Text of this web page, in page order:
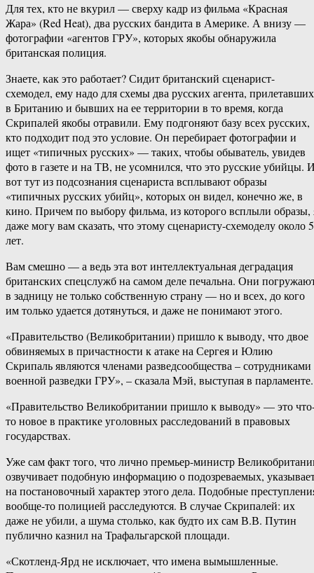
Для тех, кто не вкурил — сверху кадр из фильма «Красная
Жара» (Red Heat), два русских бандита в Америке. А внизу —
фотографии «агентов ГРУ», которых якобы обнаружила
британская полиция.
Знаете, как это работает? Сидит британский сценарист-
схемодел, ему надо для схемы два русских агента, прилетавших
в Британию и бывших на ее территории в то время, когда
Скрипалей якобы отравили. Ему подгоняют базу всех русских,
кто подходит под это условие. Он перебирает фотографии и
ищет «типичных русских» — таких, чтобы обыватель, увидев
фото в газете и на ТВ, не усомнился, что это русские убийцы.
вот тут из подсознания сценариста всплывают образы
«типичных русских убийц», которых он видел, конечно же, в
кино. Причем по выбору фильма, из которого всплыли образы,
даже могу вам сказать, что этому сценаристу-схемоделу около
лет.
Вам смешно — а ведь эта вот интеллектуальная деградация
британских спецслужб на самом деле печальна. Они
в задницу не только собственную страну — но и всех, до кого
им только удается дотянуться, и даже не понимают этого.
«Правительство (Великобритании) пришло к выводу, что двое
обвиняемых в причастности к атаке на Сергея и Юлию
Скрипаль являются членами разведсообщества – сотрудниками
военной разведки ГРУ», – сказала Мэй, выступая в парламенте.
«Правительство Великобритании пришло к выводу» — это
то новое в практике уголовных расследований в правовых
государствах.
Уже сам факт того, что лично премьер-министр
озвучивает подобную информацию о подозреваемых,
на постановочный характер этого дела. Подобные
вообще-то полицией расследуются. В случае Скрипалей: их
даже не убили, а шума столько, как будто их сам В.В. Путин
публично казнил на Трафальгарской площади.
«Скотленд-Ярд не исключает, что имена вымышленные.